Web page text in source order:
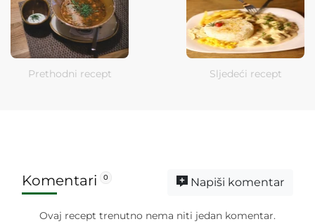
Prethodni recept Sljedeći recept
Komentari 0 Napiši komentar
Ovaj recept trenutno nema niti jedan komentar.